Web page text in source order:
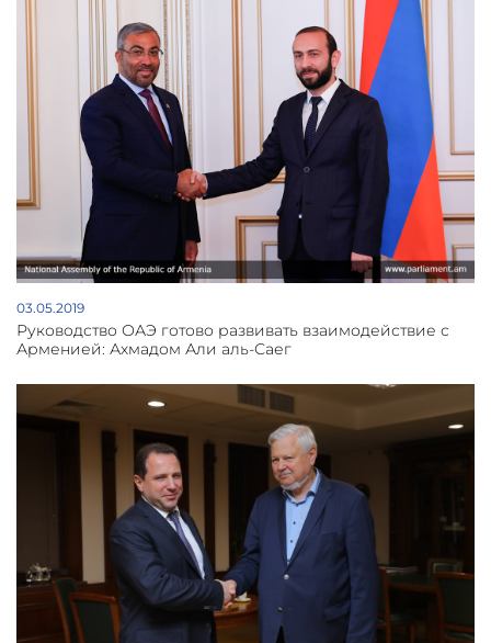
03.05.2019
Руководство ОАЭ готово развивать взаимодействие с
Арменией: Ахмадом Али аль-Саег